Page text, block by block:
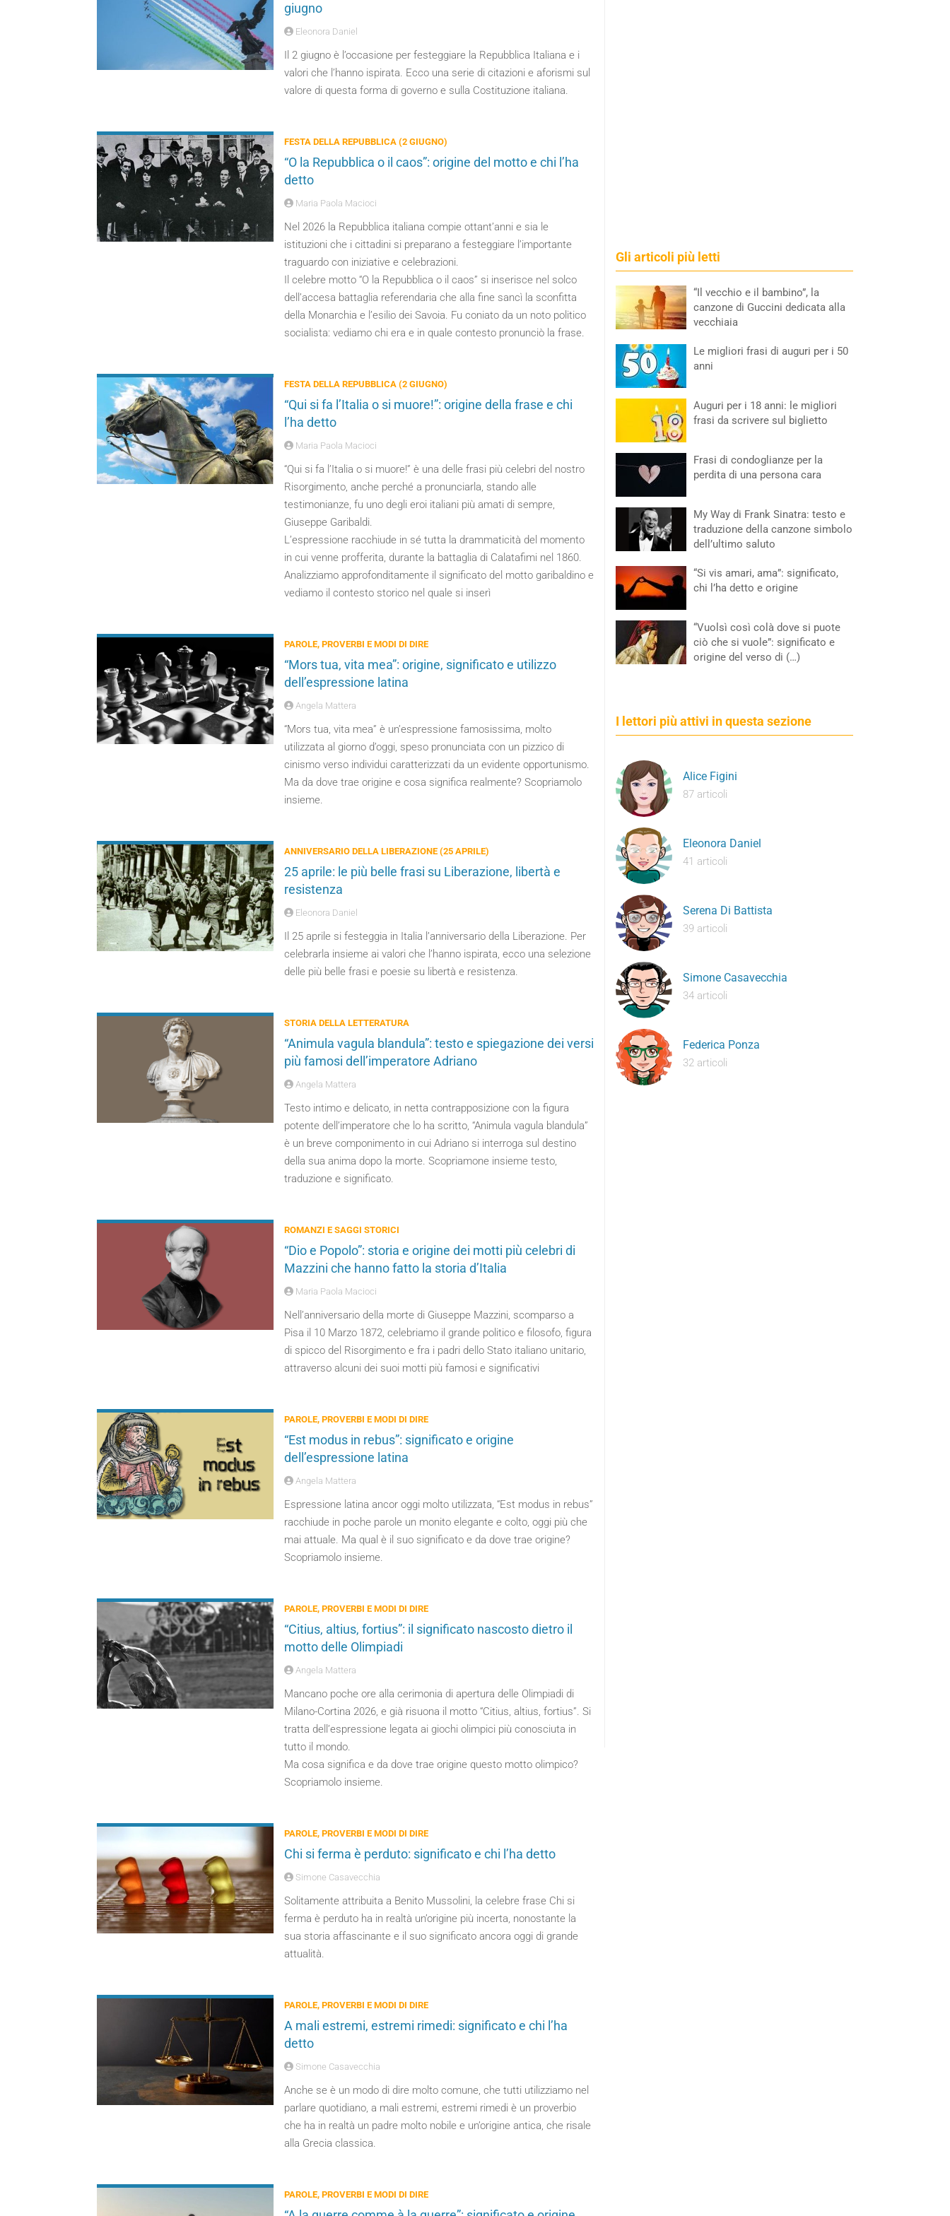
giugno
Eleonora Daniel
Il 2 giugno è l’occasione per festeggiare la Repubblica Italiana e i
valori che l’hanno ispirata. Ecco una serie di citazioni e aforismi sul
valore di questa forma di governo e sulla Costituzione italiana.
FESTA DELLA REPUBBLICA (2 GIUGNO)
“O la Repubblica o il caos”: origine del motto e chi l’ha
detto
Maria Paola Macioci
Nel 2026 la Repubblica italiana compie ottant’anni e sia le
istituzioni che i cittadini si preparano a festeggiare l’importante
traguardo con iniziative e celebrazioni.
Il celebre motto “O la Repubblica o il caos” si inserisce nel solco
dell’accesa battaglia referendaria che alla fine sancì la sconfitta
della Monarchia e l’esilio dei Savoia. Fu coniato da un noto politico
socialista: vediamo chi era e in quale contesto pronunciò la frase.
FESTA DELLA REPUBBLICA (2 GIUGNO)
“Qui si fa l’Italia o si muore!”: origine della frase e chi
l’ha detto
Maria Paola Macioci
“Qui si fa l’Italia o si muore!” è una delle frasi più celebri del nostro
Risorgimento, anche perché a pronunciarla, stando alle
testimonianze, fu uno degli eroi italiani più amati di sempre,
Giuseppe Garibaldi.
L’espressione racchiude in sé tutta la drammaticità del momento
in cui venne profferita, durante la battaglia di Calatafimi nel 1860.
Analizziamo approfonditamente il significato del motto garibaldino e
vediamo il contesto storico nel quale si inserì
PAROLE, PROVERBI E MODI DI DIRE
“Mors tua, vita mea”: origine, significato e utilizzo
dell’espressione latina
Angela Mattera
“Mors tua, vita mea” è un’espressione famosissima, molto
utilizzata al giorno d’oggi, speso pronunciata con un pizzico di
cinismo verso individui caratterizzati da un evidente opportunismo.
Ma da dove trae origine e cosa significa realmente? Scopriamolo
insieme.
ANNIVERSARIO DELLA LIBERAZIONE (25 APRILE)
25 aprile: le più belle frasi su Liberazione, libertà e
resistenza
Eleonora Daniel
Il 25 aprile si festeggia in Italia l’anniversario della Liberazione. Per
celebrarla insieme ai valori che l’hanno ispirata, ecco una selezione
delle più belle frasi e poesie su libertà e resistenza.
STORIA DELLA LETTERATURA
“Animula vagula blandula”: testo e spiegazione dei versi
più famosi dell’imperatore Adriano
Angela Mattera
Testo intimo e delicato, in netta contrapposizione con la figura
potente dell’imperatore che lo ha scritto, “Animula vagula blandula”
è un breve componimento in cui Adriano si interroga sul destino
della sua anima dopo la morte. Scopriamone insieme testo,
traduzione e significato.
ROMANZI E SAGGI STORICI
“Dio e Popolo”: storia e origine dei motti più celebri di
Mazzini che hanno fatto la storia d’Italia
Maria Paola Macioci
Nell’anniversario della morte di Giuseppe Mazzini, scomparso a
Pisa il 10 Marzo 1872, celebriamo il grande politico e filosofo, figura
di spicco del Risorgimento e fra i padri dello Stato italiano unitario,
attraverso alcuni dei suoi motti più famosi e significativi
PAROLE, PROVERBI E MODI DI DIRE
“Est modus in rebus”: significato e origine
dell’espressione latina
Angela Mattera
Espressione latina ancor oggi molto utilizzata, “Est modus in rebus”
racchiude in poche parole un monito elegante e colto, oggi più che
mai attuale. Ma qual è il suo significato e da dove trae origine?
Scopriamolo insieme.
PAROLE, PROVERBI E MODI DI DIRE
“Citius, altius, fortius”: il significato nascosto dietro il
motto delle Olimpiadi
Angela Mattera
Mancano poche ore alla cerimonia di apertura delle Olimpiadi di
Milano-Cortina 2026, e già risuona il motto “Citius, altius, fortius”. Si
tratta dell’espressione legata ai giochi olimpici più conosciuta in
tutto il mondo.
Ma cosa significa e da dove trae origine questo motto olimpico?
Scopriamolo insieme.
PAROLE, PROVERBI E MODI DI DIRE
Chi si ferma è perduto: significato e chi l’ha detto
Simone Casavecchia
Solitamente attribuita a Benito Mussolini, la celebre frase Chi si
ferma è perduto ha in realtà un’origine più incerta, nonostante la
sua storia affascinante e il suo significato ancora oggi di grande
attualità.
PAROLE, PROVERBI E MODI DI DIRE
A mali estremi, estremi rimedi: significato e chi l’ha
detto
Simone Casavecchia
Anche se è un modo di dire molto comune, che tutti utilizziamo nel
parlare quotidiano, a mali estremi, estremi rimedi è un proverbio
che ha in realtà un padre molto nobile e un’origine antica, che risale
alla Grecia classica.
PAROLE, PROVERBI E MODI DI DIRE
Gli articoli più letti
“Il vecchio e il bambino”, la
canzone di Guccini dedicata alla
vecchiaia
Le migliori frasi di auguri per i 50
anni
Auguri per i 18 anni: le migliori
frasi da scrivere sul biglietto
Frasi di condoglianze per la
perdita di una persona cara
My Way di Frank Sinatra: testo e
traduzione della canzone simbolo
dell’ultimo saluto
“Si vis amari, ama”: significato,
chi l’ha detto e origine
“Vuolsì così colà dove si puote
ciò che si vuole”: significato e
origine del verso di (…)
I lettori più attivi in questa sezione
Alice Figini
87 articoli
Eleonora Daniel
41 articoli
Serena Di Battista
39 articoli
Simone Casavecchia
34 articoli
Federica Ponza
32 articoli